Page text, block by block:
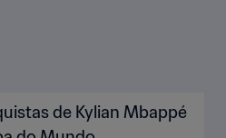
de Kylian Mbappé